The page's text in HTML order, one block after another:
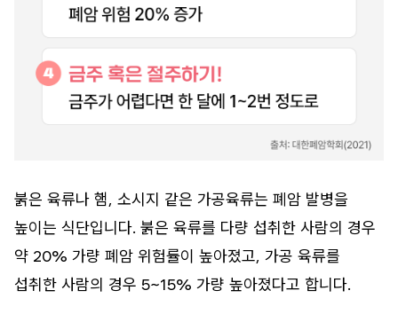
붉은 육류나 햄, 소시지 같은 가공육류는 폐암 발병을
높이는 식단입니다. 붉은 육류를 다량 섭취한 사람의 경우
약 20% 가량 폐암 위험률이 높아졌고, 가공 육류를
섭취한 사람의 경우 5~15% 가량 높아졌다고 합니다.